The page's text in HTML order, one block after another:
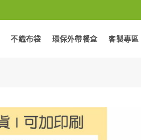
不織布袋 環保外帶餐盒 客製專區